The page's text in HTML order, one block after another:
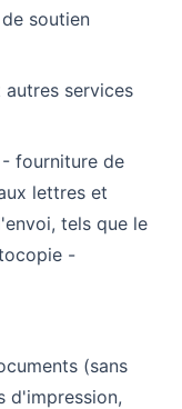
soutien
services
fourniture de
lettres et
tels que le
-
(sans
d'impression,